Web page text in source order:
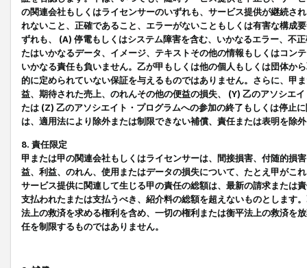
の関連会社もしくはライセンサーのいずれも、サービス提供が継続さ
れないこと、正確であること、エラーがないこともしくは有害な構成
ずれも、 (A) 停電もしくはシステム障害を含む、いかなるエラー、不
たはいかなるデータ、イメージ、テキストその他の情報もしくはコン
いかなる責任も負いません。乙が甲もしくは他の個人もしくは団体か
的に定められていない保証を与えるものではありません。さらに、甲
益、期待された売上、のれんその他の便益の損失、 (Y) 乙のアソシエ
たは (Z) 乙のアソシエイト・プログラムへの参加の終了もしくは停止
は、適用法により除外または制限できない補償、責任または表明を除
8. 責任限定
甲または甲の関連会社もしくはライセンサーは、間接損害、付随的損
益、利益、のれん、使用またはデータの損失について、たとえ甲がこ
サービス提供に関連して生じる甲の責任の総額は、最新の請求または
支払われたまたは支払うべき、紹介料の総額を超えないものとします
法上の救済を求める権利を含め、一切の権利または衡平法上の救済を
任を制限するものではありません。